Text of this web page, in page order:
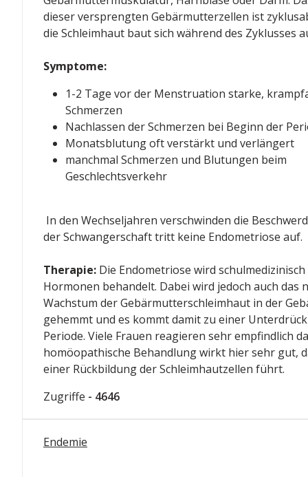
dieser versprengten Gebärmutterzellen ist
die Schleimhaut baut sich während des Zyklusses
Symptome:
1-2 Tage vor der Menstruation starke,
Schmerzen
Nachlassen der Schmerzen bei Beginn der
Monatsblutung oft verstärkt und verlängert
manchmal Schmerzen und Blutungen beim
Geschlechtsverkehr
In den Wechseljahren verschwinden die
der Schwangerschaft tritt keine Endometriose auf.
Therapie: Die Endometriose wird
Hormonen behandelt. Dabei wird jedoch auch das
Wachstum der Gebärmutterschleimhaut in der
gehemmt und es kommt damit zu einer
Periode. Viele Frauen reagieren sehr empfindlich
homöopathische Behandlung wirkt hier sehr gut,
einer Rückbildung der Schleimhautzellen führt.
Zugriffe - 4646
Endemie